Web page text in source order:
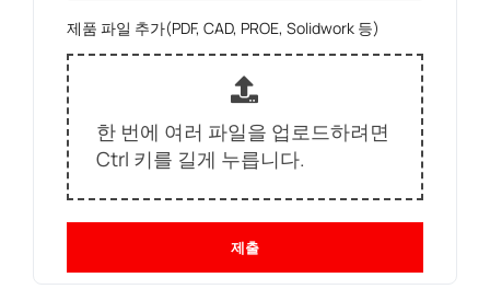
제품 파일 추가(PDF, CAD, PROE, Solidwork 등)
한 번에 여러 파일을 업로드하려면
Ctrl 키를 길게 누릅니다.
제출